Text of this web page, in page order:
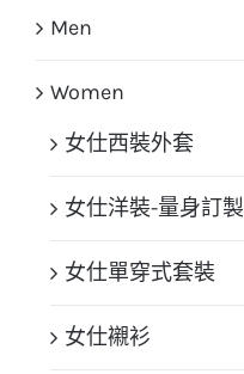
Men
Women
女仕西裝外套
女仕洋裝-量身訂製
女仕單穿式套裝
女仕襯衫